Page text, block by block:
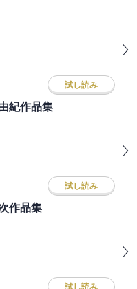
試し読み
紀作品集
試し読み
作品集
試し読み